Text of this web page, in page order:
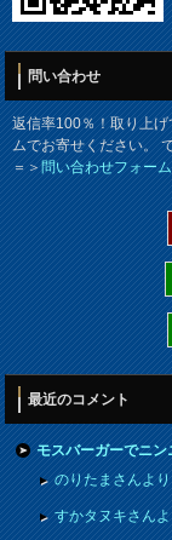
問い合わせ
返信率100％！取り上
ムでお寄せください。
＝＞問い合わせフォーム
最近のコメント
モスバーガーでニ
のりたまさんより
すかタヌキさん